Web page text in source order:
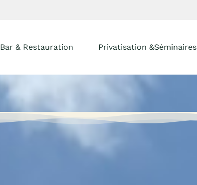
Bar & Restauration Privatisation &Séminaires